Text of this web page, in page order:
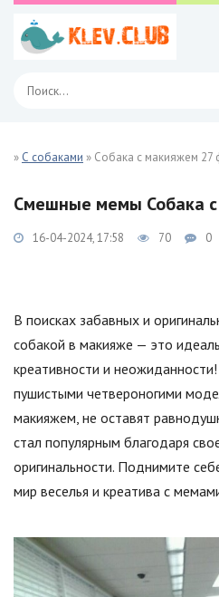
» С собаками » Собака с макияжем 27
Смешные мемы Собака
16-04-2024, 17:58 70 0
В поисках забавных и
собакой в макияже — это
креативности и
пушистыми четвероногими
макияжем, не оставят
стал популярным благодаря
оригинальности. Поднимите
мир веселья и креатива с